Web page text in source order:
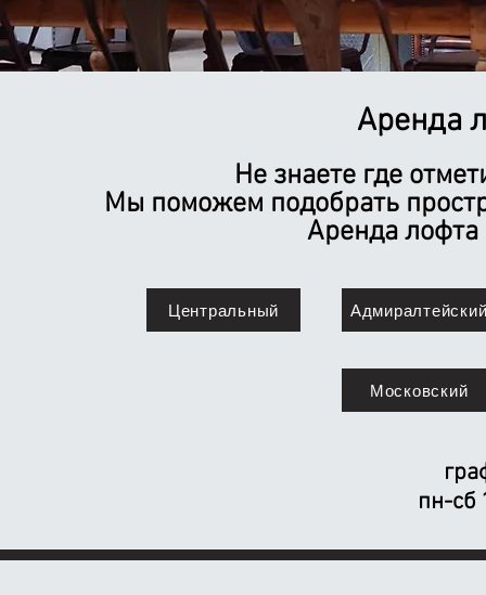
Аренда
​Не знаете где
Мы поможем подобрать
Аренда лофта
Центральный
Московский
пн-сб